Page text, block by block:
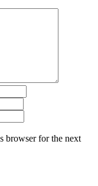
browser for the next